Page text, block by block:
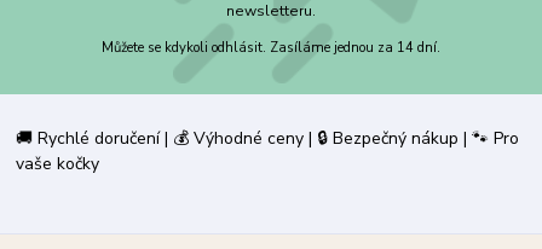
newsletteru.
Můžete se kdykoli odhlásit. Zasíláme jednou za 14 dní.
🚚 Rychlé doručení | 💰 Výhodné ceny | 🔒 Bezpečný nákup | 🐾 Pro
vaše kočky